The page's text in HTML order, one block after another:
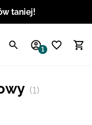
taniej!
1
(1)
USD